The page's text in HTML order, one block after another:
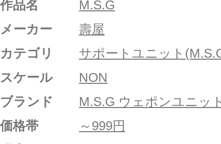
作品名
M.S.G
メーカー
壽屋
カテゴリ
サポートユニット
スケール
NON
ブランド
M.S.G ウェポンユニッ
価格帯
～999円